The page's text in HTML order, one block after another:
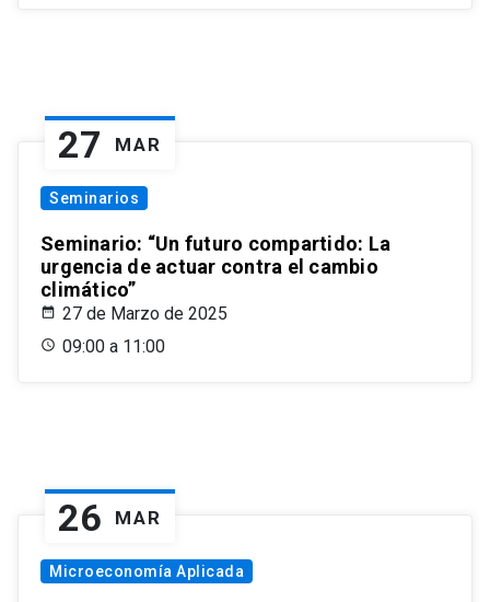
27 MAR
Seminarios
Seminario: “Un futuro compartido: La
urgencia de actuar contra el cambio
climático”
27 de Marzo de 2025
09:00 a 11:00
26 MAR
Microeconomía Aplicada